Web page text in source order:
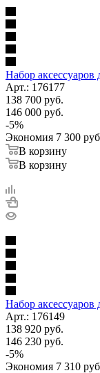
Набор
Арт.: 176177
138 700 руб.
146 000 руб.
-5%
Экономия 7 300
В корзину
В корзину
Набор
Арт.: 176149
138 920 руб.
146 230 руб.
-5%
Экономия 7 310